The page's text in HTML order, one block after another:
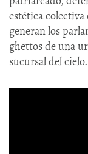
estética
generan los
ghettos de una
sucursal del cielo.